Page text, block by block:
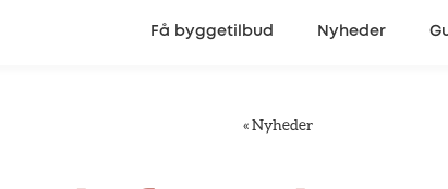
Få byggetilbud Nyheder
« Nyheder